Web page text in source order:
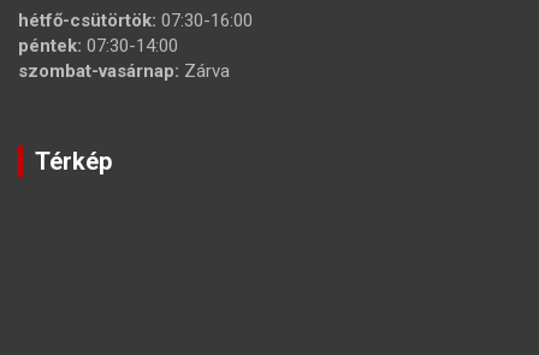
hétfő-csütörtök: 07:30-16:00
péntek: 07:30-14:00
szombat-vasárnap: Zárva
Térkép